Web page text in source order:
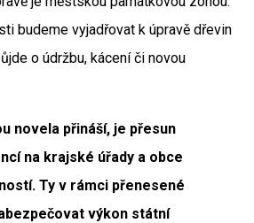
budeme vyjadřovat k úpravě dřevin
o údržbu, kácení či novou
novela přináší, je přesun
na krajské úřady a obce
Ty v rámci přenesené
výkon státní